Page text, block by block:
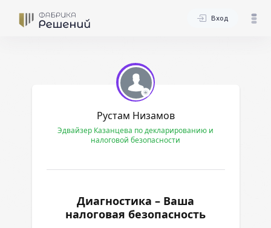
Вход
Рустам Низамов
Эдвайзер Казанцева по декларированию и
налоговой безопасности
Диагностика – Ваша
налоговая безопасность